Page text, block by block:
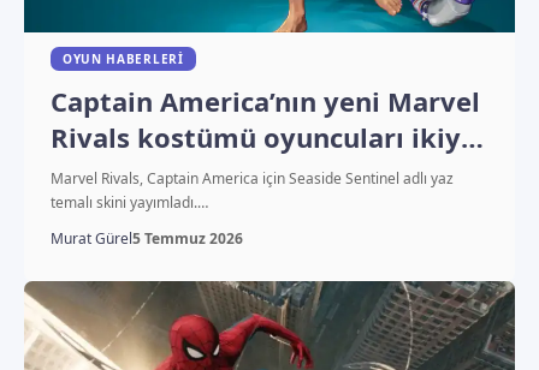
OYUN HABERLERI
Captain America’nın yeni Marvel
Rivals kostümü oyuncuları ikiye
böldü
Marvel Rivals, Captain America için Seaside Sentinel adlı yaz
temalı skini yayımladı.…
Murat Gürel5 Temmuz 2026